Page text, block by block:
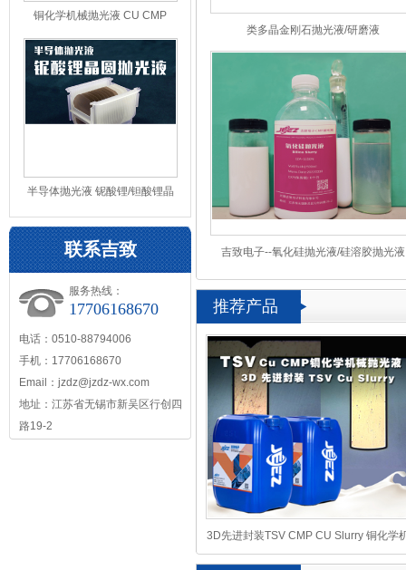
铜化学机械抛光液 CU CMP
半导体抛光液 铌酸锂/钽酸锂晶
联系吉致
服务热线：
17706168670
电话：0510-88794006
手机：17706168670
Email：jzdz@jzdz-wx.com
地址：江苏省无锡市新吴区行创四
路19-2
类多晶金刚石抛光液/研磨液
吉致电子--氧化硅抛光液/硅溶胶抛光液
推荐产品
3D先进封装TSV CMP CU Slurry 铜化学
械抛光液